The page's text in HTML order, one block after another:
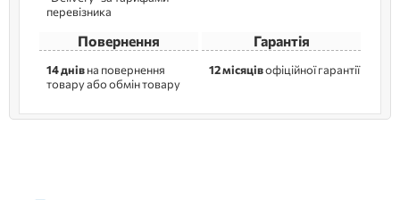
перевізника
Повернення
14 днівна повернення
товару або обмін товару
Гарантія
12 місяцівофіційної гарантії